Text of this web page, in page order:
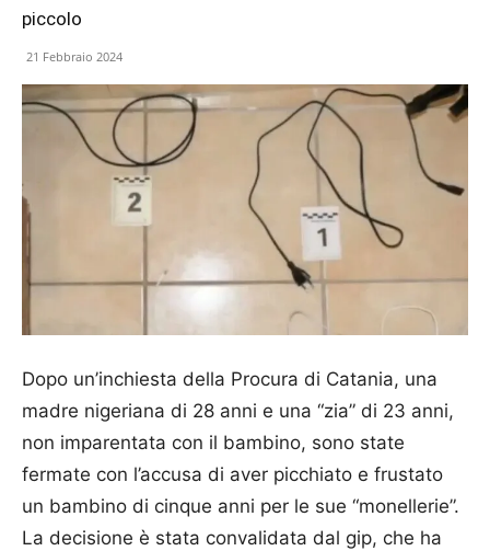
piccolo
21 Febbraio 2024
Dopo un’inchiesta della Procura di Catania, una
madre nigeriana di 28 anni e una “zia” di 23 anni,
non imparentata con il bambino, sono state
fermate con l’accusa di aver picchiato e frustato
un bambino di cinque anni per le sue “monellerie”.
La decisione è stata convalidata dal gip, che ha